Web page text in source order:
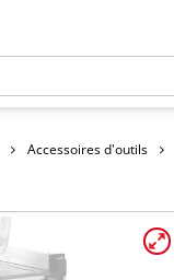
Accessoires d'outils